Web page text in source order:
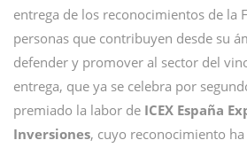
entrega de los reconocimientos de la
personas que contribuyen desde su
defender y promover al sector del
entrega, que ya se celebra por
premiado la labor de ICEX España
Inversiones, cuyo reconocimiento